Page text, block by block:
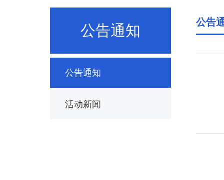
公告通知
公告通知
活动新闻
公告